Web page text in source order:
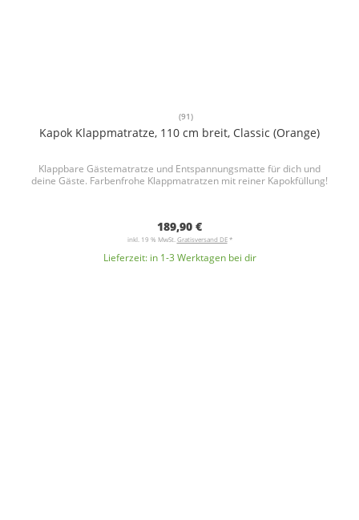
(91)
Kapok Klappmatratze, 110 cm breit, Classic (Orange)
Klappbare Gästematratze und Entspannungsmatte für dich und
deine Gäste. Farbenfrohe Klappmatratzen mit reiner Kapokfüllung!
189,90 €
inkl. 19 % MwSt.Gratisversand DE*
Lieferzeit: in 1-3 Werktagen bei dir